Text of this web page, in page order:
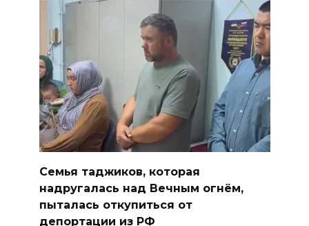
Семья таджиков, которая
надругалась над Вечным огнём,
пыталась откупиться от
депортации из РФ